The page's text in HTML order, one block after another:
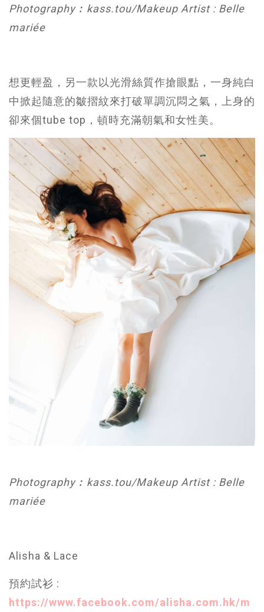
Photography︰kass.tou/Makeup Artist : Belle
mariée
想更輕盈，另一款以光滑絲質作搶眼點，一身純白
中掀起隨意的皺摺紋來打破單調沉悶之氣，上身的
卻來個tube top，頓時充滿朝氣和女性美。
Photography︰kass.tou/Makeup Artist : Belle
mariée
Alisha & Lace
預約試衫 :
https://www.facebook.com/alisha.com.hk/m